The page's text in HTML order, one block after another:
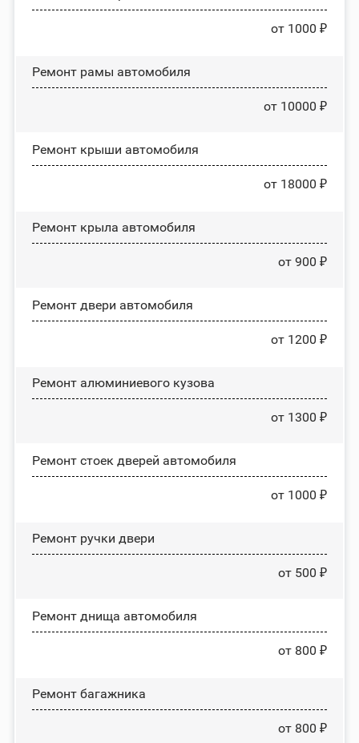
от 1000 ₽
Ремонт рамы автомобиля
от 10000 ₽
Ремонт крыши автомобиля
от 18000 ₽
Ремонт крыла автомобиля
от 900 ₽
Ремонт двери автомобиля
от 1200 ₽
Ремонт алюминиевого кузова
от 1300 ₽
Ремонт стоек дверей автомобиля
от 1000 ₽
Ремонт ручки двери
от 500 ₽
Ремонт днища автомобиля
от 800 ₽
Ремонт багажника
от 800 ₽